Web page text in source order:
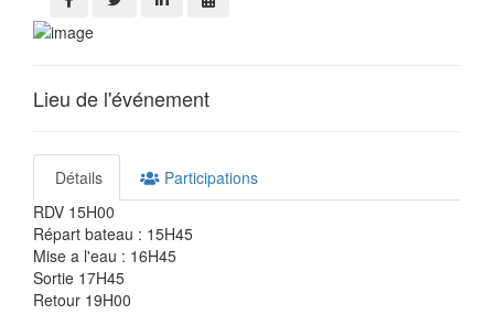
Lieu de l'événement
Détails
Participations
RDV 15H00
Répart bateau : 15H45
Mise a l'eau : 16H45
Sortie 17H45
Retour 19H00